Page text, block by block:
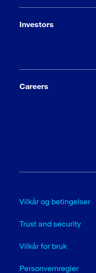
Investors
Careers
Vilkår og betingelser
Trust and security
Vilkår for bruk
Personvernregler